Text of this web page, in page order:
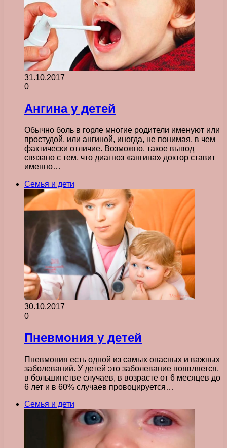
31.10.2017
0
Ангина у детей
Обычно боль в горле многие родители именуют или
простудой, или ангиной, иногда, не понимая, в чем
фактически отличие. Возможно, такое вывод
связано с тем, что диагноз «ангина» доктор ставит
именно…
Семья и дети
30.10.2017
0
Пневмония у детей
Пневмония есть одной из самых опасных и важных
заболеваний. У детей это заболевание появляется,
в большинстве случаев, в возрасте от 6 месяцев до
6 лет и в 60% случаев провоцируется…
Семья и дети